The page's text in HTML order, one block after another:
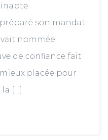
son mandat
nommée
de confiance fait
placée pour
[…]